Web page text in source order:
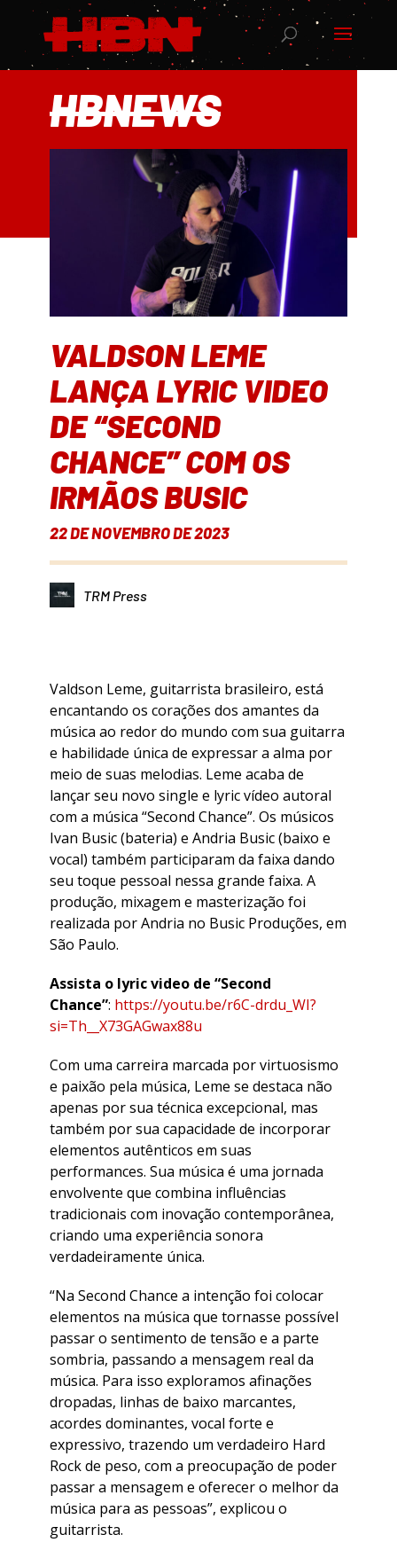
HBNEWS
VALDSON LEME
LANÇA LYRIC VIDEO
DE “SECOND
CHANCE” COM OS
IRMÃOS BUSIC
22 DE NOVEMBRO DE 2023
TRM Press
Valdson Leme, guitarrista brasileiro, está
encantando os corações dos amantes da
música ao redor do mundo com sua guitarra
e habilidade única de expressar a alma por
meio de suas melodias. Leme acaba de
lançar seu novo single e lyric vídeo autoral
com a música “Second Chance”. Os músicos
Ivan Busic (bateria) e Andria Busic (baixo e
vocal) também participaram da faixa dando
seu toque pessoal nessa grande faixa. A
produção, mixagem e masterização foi
realizada por Andria no Busic Produções, em
São Paulo.
Assista o lyric video de “Second
Chance”: https://youtu.be/r6C-drdu_WI?
si=Th__X73GAGwax88u
Com uma carreira marcada por virtuosismo
e paixão pela música, Leme se destaca não
apenas por sua técnica excepcional, mas
também por sua capacidade de incorporar
elementos autênticos em suas
performances. Sua música é uma jornada
envolvente que combina influências
tradicionais com inovação contemporânea,
criando uma experiência sonora
verdadeiramente única.
“Na Second Chance a intenção foi colocar
elementos na música que tornasse possível
passar o sentimento de tensão e a parte
sombria, passando a mensagem real da
música. Para isso exploramos afinações
dropadas, linhas de baixo marcantes,
acordes dominantes, vocal forte e
expressivo, trazendo um verdadeiro Hard
Rock de peso, com a preocupação de poder
passar a mensagem e oferecer o melhor da
música para as pessoas”, explicou o
guitarrista.